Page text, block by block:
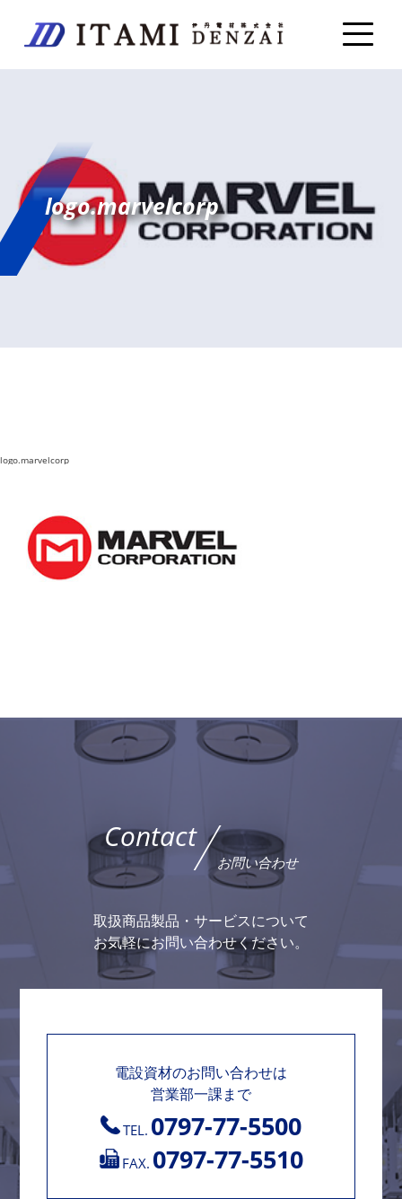
logo.marvelcorp
logo.marvelcorp
Contact
お問い合わせ
取扱商品製品・サービスについて
お気軽にお問い合わせください。
電設資材のお問い合わせは
営業部一課まで
TEL. 0797-77-5500
FAX. 0797-77-5510